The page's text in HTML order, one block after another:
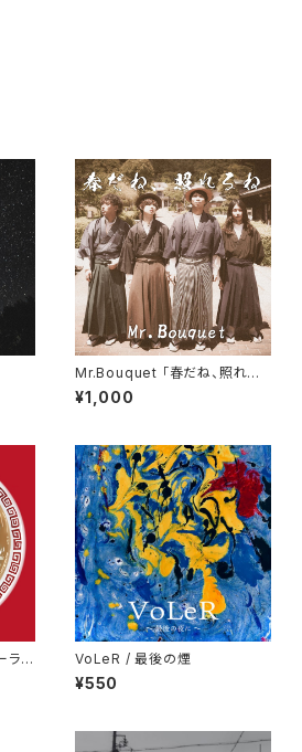
Mr.Bouquet 「春だね、照れる
ね」
¥1,000
ラー
VoLeR / 最後の煙
¥550